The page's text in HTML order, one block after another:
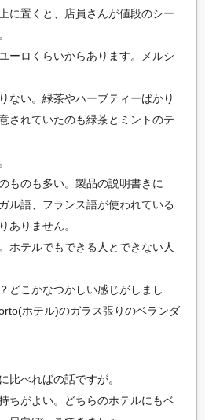
に置くと、店員さんが値段のシー
ーロくらいからあります。メルシ
ない。緑茶やハーブティーばかり
されていたのも緑茶とミントのテ
ものも多い。製品の説明書きに
ル語、フランス語が使われている
ありません。
ホテルでもできる人とできない人
どこかなつかしい感じがしまし
ホテル)のガラス張りのベランダ
比べればの話ですが。
ちがよい。どちらのホテルにもベ